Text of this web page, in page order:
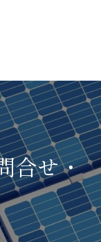
合せ・